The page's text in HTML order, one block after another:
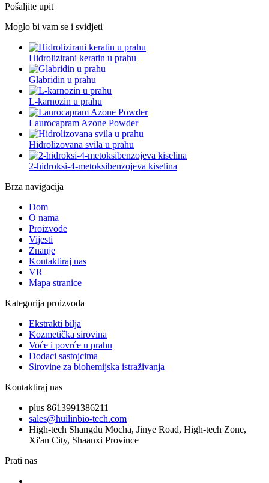
Pošaljite upit
Moglo bi vam se i svidjeti
Hidrolizirani keratin u prahu
Glabridin u prahu
L-karnozin u prahu
Laurocapram Azone Powder
Hidrolizovana svila u prahu
2-hidroksi-4-metoksibenzojeva kiselina
Brza navigacija
Dom
O nama
Proizvode
Vijesti
Znanje
Kontaktiraj nas
VR
Mapa stranice
Kategorija proizvoda
Ekstrakti bilja
Kozmetička sirovina
Voće i povrće u prahu
Dodaci sastojcima
Sirovine za biohemijska istraživanja
Kontaktiraj nas
plus 8613991386211
sales@huilinbio-tech.com
High-tech Shangdu Mocha, Jinye Road, High-tech Zone,
Xi'an City, Shaanxi Province
Prati nas